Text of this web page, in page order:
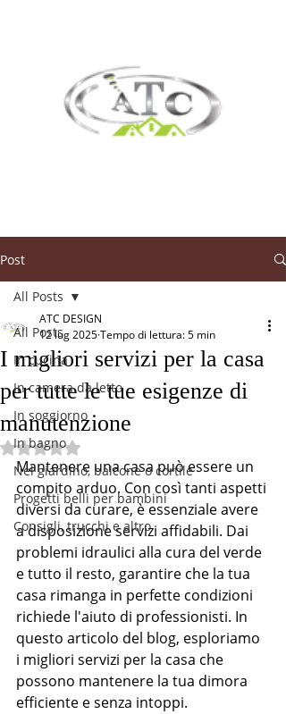
Post
All Posts
In cucina
In camera da letto
In soggiorno
In bagno
Nel giardino, balcone o cortile
Progetti belli per bambini
Consigli, trucchi e altro
All Posts
I migliori servizi per la casa
per tutte le tue esigenze di
manutenzione
ATC DESIGN
12 lug 2025Tempo di lettura: 5 min
Valutazione NaN stelle su 5.
Mantenere una casa può essere un
compito arduo. Con così tanti aspetti
diversi da curare, è essenziale avere
a disposizione servizi affidabili. Dai
problemi idraulici alla cura del verde
e tutto il resto, garantire che la tua
casa rimanga in perfette condizioni
richiede l'aiuto di professionisti. In
questo articolo del blog, esploriamo
i migliori servizi per la casa che
possono mantenere la tua dimora
efficiente e senza intoppi.